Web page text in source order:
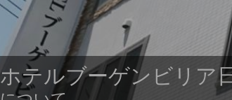
ホテルブーゲンビリア